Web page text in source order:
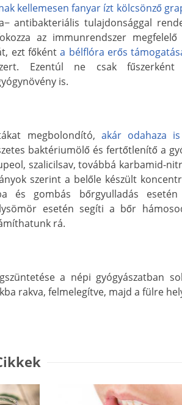
kellemesen fanyar ízt kölcsönző
antibakteriális tulajdonsággal
az immunrendszer
ezt főkénta bélflóra erős
Ezentúl ne csak
is.
megbolondító, akár odahaza
baktériumölő és fertőtlenítő a
szalicilsav, továbbá karbamid-
szerint a belőle készült
és gombás bőrgyulladás esetén
esetén segíti a bőr
rá.
a népi gyógyászatban
rakva, felmelegítve, majd a fülre